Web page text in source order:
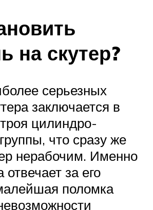
на скутер?
серьезных
заключается в
цилиндро-
что сразу же
нерабочим. Именно
за его
поломка